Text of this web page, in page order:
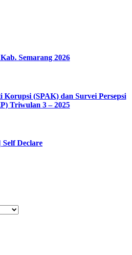
Semarang 2026
Korupsi (SPAK) dan Survei Persepsi
Triwulan 3 – 2025
Declare